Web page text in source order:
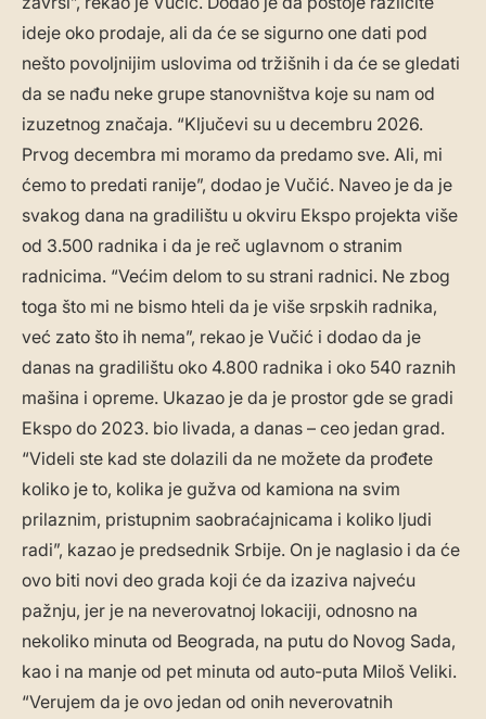
ideje oko prodaje, ali da će se sigurno one dati pod
nešto povoljnijim uslovima od tržišnih i da će se gledati
da se nađu neke grupe stanovništva koje su nam od
izuzetnog značaja. “Ključevi su u decembru 2026.
Prvog decembra mi moramo da predamo sve. Ali, mi
ćemo to predati ranije”, dodao je Vučić. Naveo je da je
svakog dana na gradilištu u okviru Ekspo projekta više
od 3.500 radnika i da je reč uglavnom o stranim
radnicima. “Većim delom to su strani radnici. Ne zbog
toga što mi ne bismo hteli da je više srpskih radnika,
već zato što ih nema”, rekao je Vučić i dodao da je
danas na gradilištu oko 4.800 radnika i oko 540 raznih
mašina i opreme. Ukazao je da je prostor gde se gradi
Ekspo do 2023. bio livada, a danas – ceo jedan grad.
“Videli ste kad ste dolazili da ne možete da prođete
koliko je to, kolika je gužva od kamiona na svim
prilaznim, pristupnim saobraćajnicama i koliko ljudi
radi”, kazao je predsednik Srbije. On je naglasio i da će
ovo biti novi deo grada koji će da izaziva najveću
pažnju, jer je na neverovatnoj lokaciji, odnosno na
nekoliko minuta od Beograda, na putu do Novog Sada,
kao i na manje od pet minuta od auto-puta Miloš Veliki.
“Verujem da je ovo jedan od onih neverovatnih